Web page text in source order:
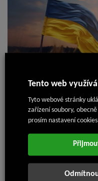
18. 7. 2024
Nejnovější články
Příměstský tábor Isolit-
14. 7. 2026
Pingpongový turnaj 2026
Tento web
Tyto webové stránky
zařízení soubory,
prosím nastavení